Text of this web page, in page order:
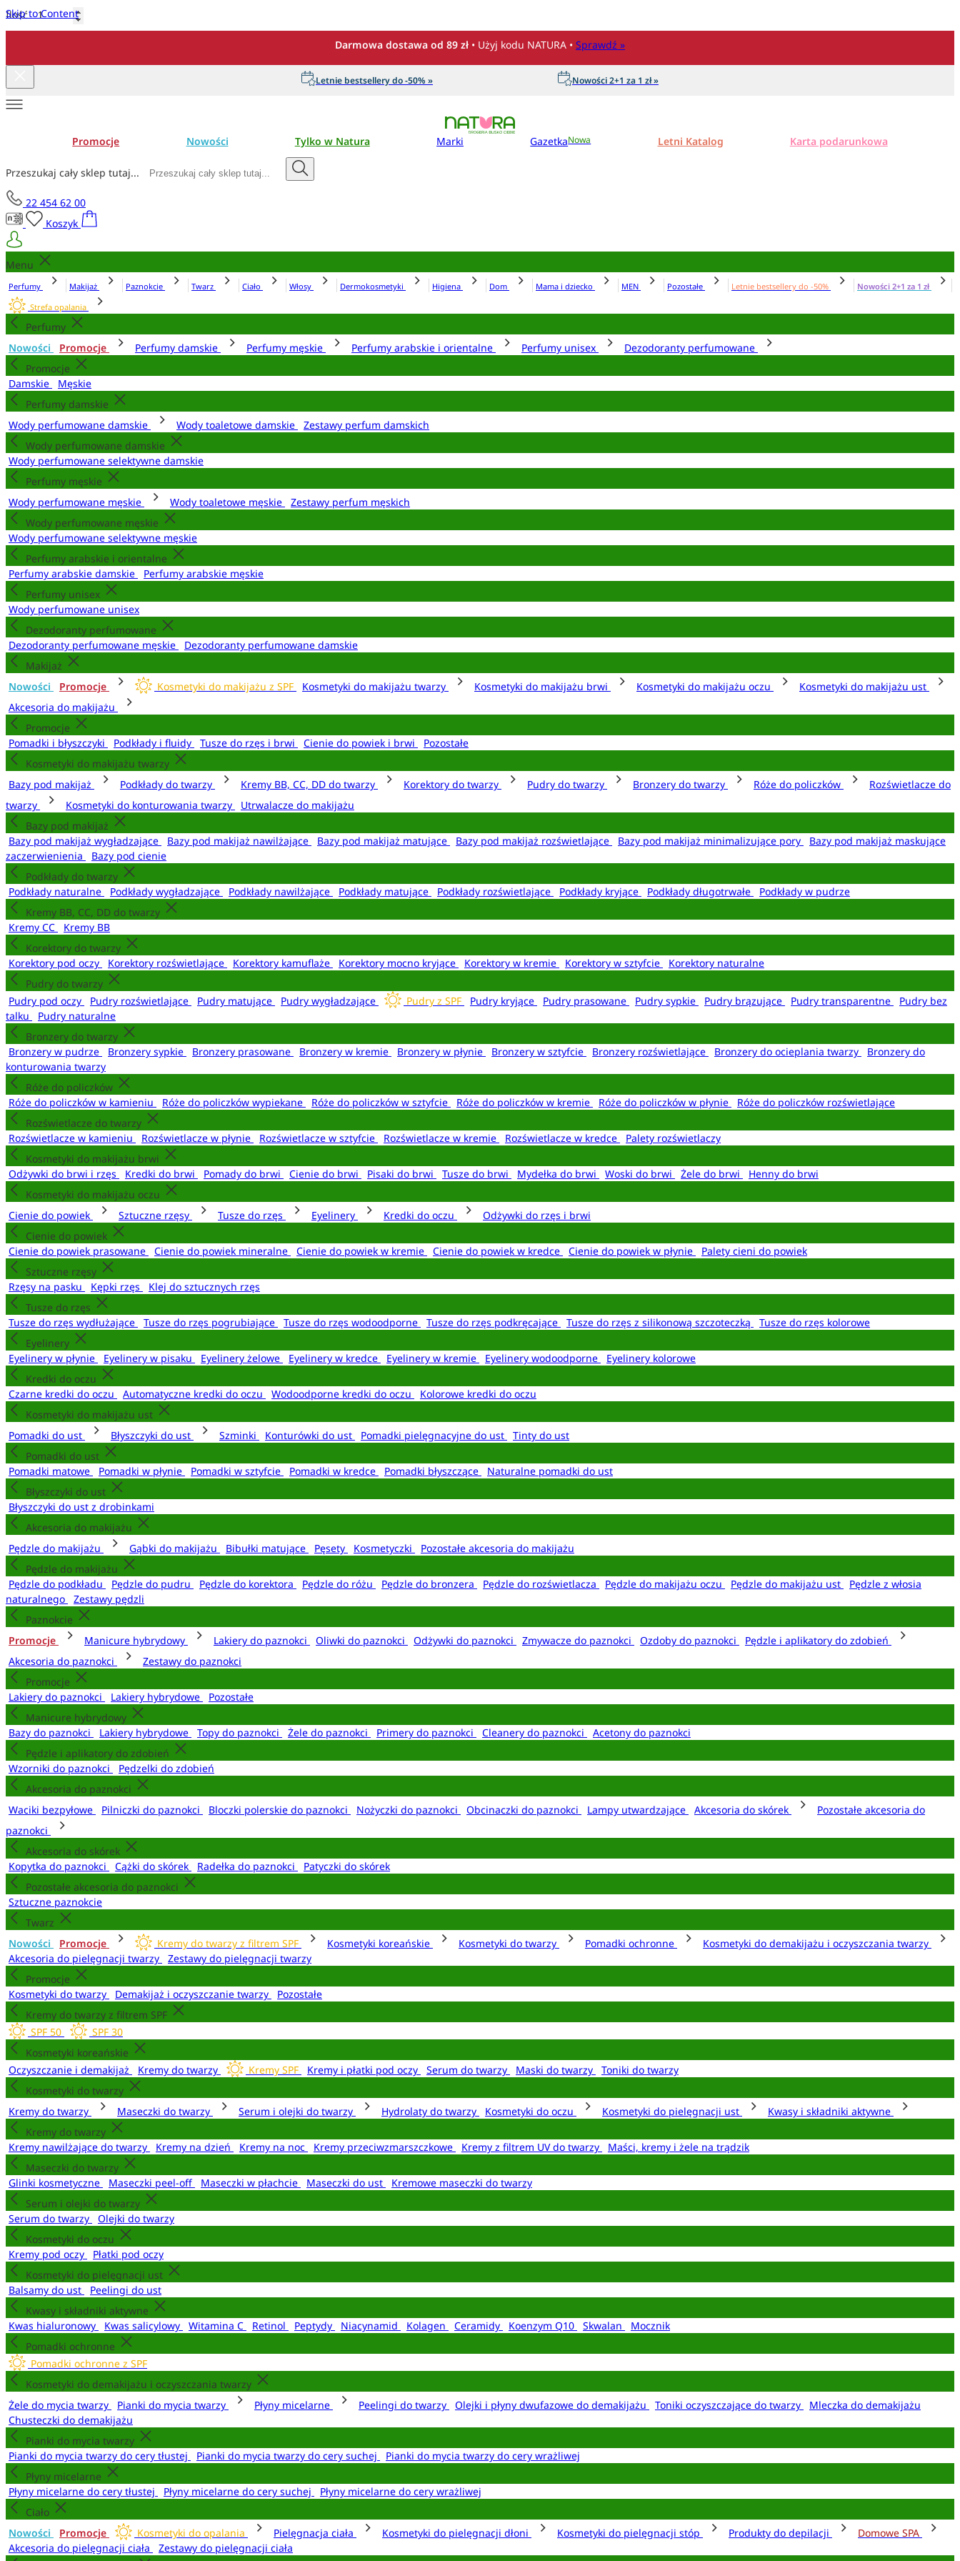
Skip to Content
Darmowa dostawa od 89 zł • Użyj kodu NATURA • Sprawdź »
Letnie bestsellery do -50% » Nowości 2+1 za 1 zł »
Promocje Nowości Tylko w Natura Marki GazetkaNowa Letni Katalog Karta podarunkowa
Przeszukaj cały sklep tutaj...
22 454 62 00
Koszyk
Menu
Perfumy Makijaż Paznokcie Twarz Ciało Włosy Dermokosmetyki Higiena Dom Mama i dziecko MEN Pozostałe Letnie bestsellery do -50%
Nowości 2+1 za 1 zł
Strefa opalania
Perfumy
Nowości
Promocje Perfumy damskie Perfumy męskie Perfumy arabskie i orientalne Perfumy unisex
Dezodoranty perfumowane
Promocje
Damskie
Męskie
Perfumy damskie
Wody perfumowane damskie
Wody toaletowe damskie
Zestawy perfum damskich
Wody perfumowane damskie
Wody perfumowane selektywne damskie
Perfumy męskie
Wody perfumowane męskie
Wody toaletowe męskie
Zestawy perfum męskich
Wody perfumowane męskie
Wody perfumowane selektywne męskie
Perfumy arabskie i orientalne
Perfumy arabskie damskie
Perfumy arabskie męskie
Perfumy unisex
Wody perfumowane unisex
Dezodoranty perfumowane
Dezodoranty perfumowane męskie
Dezodoranty perfumowane damskie
Makijaż
Nowości
Promocje Kosmetyki do makijażu z SPF Kosmetyki do makijażu twarzy Kosmetyki do makijażu brwi Kosmetyki do makijażu oczu
Kosmetyki do makijażu ust
Akcesoria do makijażu
Promocje
Pomadki i błyszczyki
Podkłady i fluidy Tusze do rzęs i brwi Cienie do powiek i brwi
Pozostałe
Kosmetyki do makijażu twarzy
Bazy pod makijaż
Podkłady do twarzy Kremy BB, CC, DD do twarzy Korektory do twarzy Pudry do twarzy Bronzery do twarzy Róże do policzków
Rozświetlacze do
twarzy
Kosmetyki do konturowania twarzy
Utrwalacze do makijażu
Bazy pod makijaż
Bazy pod makijaż wygładzające
Bazy pod makijaż nawilżające Bazy pod makijaż matujące Bazy pod makijaż rozświetlające Bazy pod makijaż minimalizujące pory
Bazy pod makijaż maskujące
zaczerwienienia
Bazy pod cienie
Podkłady do twarzy
Podkłady naturalne
Podkłady wygładzające Podkłady nawilżające Podkłady matujące Podkłady rozświetlające Podkłady kryjące Podkłady długotrwałe
Podkłady w pudrze
Kremy BB, CC, DD do twarzy
Kremy CC
Kremy BB
Korektory do twarzy
Korektory pod oczy
Korektory rozświetlające Korektory kamuflaże Korektory mocno kryjące Korektory w kremie Korektory w sztyfcie
Korektory naturalne
Pudry do twarzy
Pudry pod oczy
Pudry rozświetlające Pudry matujące Pudry wygładzające Pudry z SPF Pudry kryjące Pudry prasowane Pudry sypkie Pudry brązujące Pudry transparentne
Pudry bez
talku
Pudry naturalne
Bronzery do twarzy
Bronzery w pudrze
Bronzery sypkie Bronzery prasowane Bronzery w kremie Bronzery w płynie Bronzery w sztyfcie Bronzery rozświetlające Bronzery do ocieplania twarzy
Bronzery do
konturowania twarzy
Róże do policzków
Róże do policzków w kamieniu
Róże do policzków wypiekane Róże do policzków w sztyfcie Róże do policzków w kremie Róże do policzków w płynie
Róże do policzków rozświetlające
Rozświetlacze do twarzy
Rozświetlacze w kamieniu
Rozświetlacze w płynie Rozświetlacze w sztyfcie Rozświetlacze w kremie Rozświetlacze w kredce
Palety rozświetlaczy
Kosmetyki do makijażu brwi
Odżywki do brwi i rzęs
Kredki do brwi Pomady do brwi Cienie do brwi Pisaki do brwi Tusze do brwi Mydełka do brwi Woski do brwi Żele do brwi
Henny do brwi
Kosmetyki do makijażu oczu
Cienie do powiek
Sztuczne rzęsy Tusze do rzęs Eyelinery Kredki do oczu
Odżywki do rzęs i brwi
Cienie do powiek
Cienie do powiek prasowane
Cienie do powiek mineralne Cienie do powiek w kremie Cienie do powiek w kredce Cienie do powiek w płynie
Palety cieni do powiek
Sztuczne rzęsy
Rzęsy na pasku
Kępki rzęs
Klej do sztucznych rzęs
Tusze do rzęs
Tusze do rzęs wydłużające
Tusze do rzęs pogrubiające Tusze do rzęs wodoodporne Tusze do rzęs podkręcające Tusze do rzęs z silikonową szczoteczką
Tusze do rzęs kolorowe
Eyelinery
Eyelinery w płynie
Eyelinery w pisaku Eyelinery żelowe Eyelinery w kredce Eyelinery w kremie Eyelinery wodoodporne
Eyelinery kolorowe
Kredki do oczu
Czarne kredki do oczu
Automatyczne kredki do oczu Wodoodporne kredki do oczu
Kolorowe kredki do oczu
Kosmetyki do makijażu ust
Pomadki do ust
Błyszczyki do ust Szminki Konturówki do ust Pomadki pielęgnacyjne do ust
Tinty do ust
Pomadki do ust
Pomadki matowe
Pomadki w płynie Pomadki w sztyfcie Pomadki w kredce Pomadki błyszczące
Naturalne pomadki do ust
Błyszczyki do ust
Błyszczyki do ust z drobinkami
Akcesoria do makijażu
Pędzle do makijażu
Gąbki do makijażu Bibułki matujące Pęsety Kosmetyczki
Pozostałe akcesoria do makijażu
Pędzle do makijażu
Pędzle do podkładu
Pędzle do pudru Pędzle do korektora Pędzle do różu Pędzle do bronzera Pędzle do rozświetlacza Pędzle do makijażu oczu Pędzle do makijażu ust
Pędzle z włosia
naturalnego
Zestawy pędzli
Paznokcie
Promocje
Manicure hybrydowy Lakiery do paznokci Oliwki do paznokci Odżywki do paznokci Zmywacze do paznokci Ozdoby do paznokci
Pędzle i aplikatory do zdobień
Akcesoria do paznokci
Zestawy do paznokci
Promocje
Lakiery do paznokci
Lakiery hybrydowe
Pozostałe
Manicure hybrydowy
Bazy do paznokci
Lakiery hybrydowe Topy do paznokci Żele do paznokci Primery do paznokci Cleanery do paznokci
Acetony do paznokci
Pędzle i aplikatory do zdobień
Wzorniki do paznokci
Pędzelki do zdobień
Akcesoria do paznokci
Waciki bezpyłowe
Pilniczki do paznokci Bloczki polerskie do paznokci Nożyczki do paznokci Obcinaczki do paznokci Lampy utwardzające Akcesoria do skórek
Pozostałe akcesoria do
paznokci
Akcesoria do skórek
Kopytka do paznokci
Cążki do skórek Radełka do paznokci
Patyczki do skórek
Pozostałe akcesoria do paznokci
Sztuczne paznokcie
Twarz
Nowości
Promocje Kremy do twarzy z filtrem SPF Kosmetyki koreańskie Kosmetyki do twarzy Pomadki ochronne
Kosmetyki do demakijażu i oczyszczania twarzy
Akcesoria do pielęgnacji twarzy
Zestawy do pielęgnacji twarzy
Promocje
Kosmetyki do twarzy
Demakijaż i oczyszczanie twarzy
Pozostałe
Kremy do twarzy z filtrem SPF
SPF 50
SPF 30
Kosmetyki koreańskie
Oczyszczanie i demakijaż
Kremy do twarzy Kremy SPF Kremy i płatki pod oczy Serum do twarzy Maski do twarzy
Toniki do twarzy
Kosmetyki do twarzy
Kremy do twarzy
Maseczki do twarzy Serum i olejki do twarzy Hydrolaty do twarzy Kosmetyki do oczu Kosmetyki do pielęgnacji ust
Kwasy i składniki aktywne
Kremy do twarzy
Kremy nawilżające do twarzy
Kremy na dzień Kremy na noc Kremy przeciwzmarszczkowe Kremy z filtrem UV do twarzy
Maści, kremy i żele na trądzik
Maseczki do twarzy
Glinki kosmetyczne
Maseczki peel-off Maseczki w płachcie Maseczki do ust
Kremowe maseczki do twarzy
Serum i olejki do twarzy
Serum do twarzy
Olejki do twarzy
Kosmetyki do oczu
Kremy pod oczy
Płatki pod oczy
Kosmetyki do pielęgnacji ust
Balsamy do ust
Peelingi do ust
Kwasy i składniki aktywne
Kwas hialuronowy
Kwas salicylowy Witamina C Retinol Peptydy Niacynamid Kolagen Ceramidy Koenzym Q10 Skwalan
Mocznik
Pomadki ochronne
Pomadki ochronne z SPF
Kosmetyki do demakijażu i oczyszczania twarzy
Żele do mycia twarzy
Pianki do mycia twarzy Płyny micelarne Peelingi do twarzy Olejki i płyny dwufazowe do demakijażu Toniki oczyszczające do twarzy
Mleczka do demakijażu
Chusteczki do demakijażu
Pianki do mycia twarzy
Pianki do mycia twarzy do cery tłustej
Pianki do mycia twarzy do cery suchej
Pianki do mycia twarzy do cery wrażliwej
Płyny micelarne
Płyny micelarne do cery tłustej
Płyny micelarne do cery suchej
Płyny micelarne do cery wrażliwej
Ciało
Nowości
Promocje Kosmetyki do opalania Pielęgnacja ciała Kosmetyki do pielęgnacji dłoni Kosmetyki do pielęgnacji stóp Produkty do depilacji
Domowe SPA
Akcesoria do pielęgnacji ciała
Zestawy do pielęgnacji ciała
Ilość